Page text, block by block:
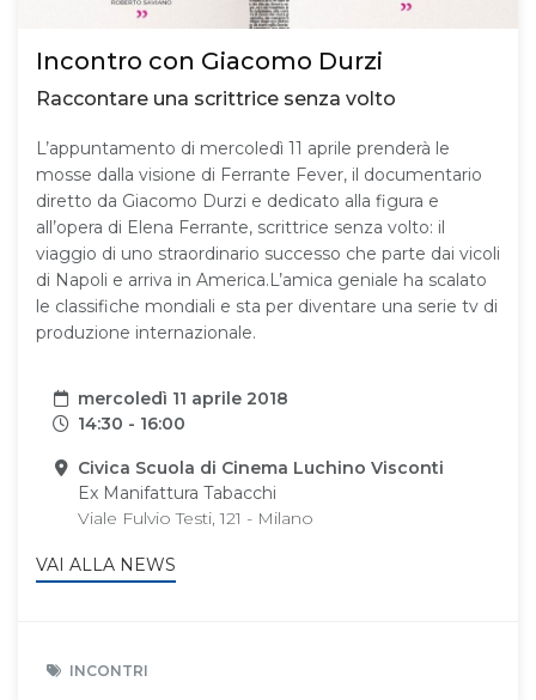
Incontro con Giacomo Durzi
Raccontare una scrittrice senza volto
L’appuntamento di mercoledì 11 aprile prenderà le
mosse dalla visione di Ferrante Fever, il documentario
diretto da Giacomo Durzi e dedicato alla figura e
all’opera di Elena Ferrante, scrittrice senza volto: il
viaggio di uno straordinario successo che parte dai vicoli
di Napoli e arriva in America.L’amica geniale ha scalato
le classifiche mondiali e sta per diventare una serie tv di
produzione internazionale.
Data
mercoledì 11 aprile 2018
Orari
14:30 - 16:00
Sede
Civica Scuola di Cinema Luchino Visconti
Ex Manifattura Tabacchi
Viale Fulvio Testi, 121 - Milano
VAI ALLA NEWS
INCONTRI